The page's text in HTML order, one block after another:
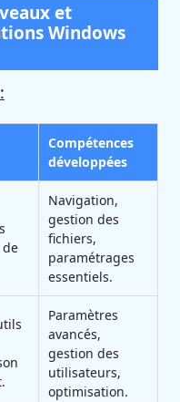
et
Windows
Compétences
développées
Navigation,
gestion des
fichiers,
paramétrages
essentiels.
Paramètres
avancés,
gestion des
utilisateurs,
optimisation.